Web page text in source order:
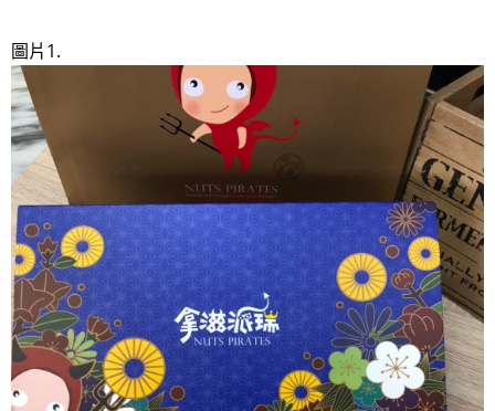
圖片1.